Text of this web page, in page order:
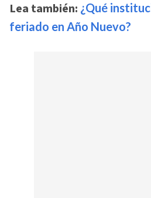
Lea también: ¿Qué
feriado en Año Nuevo?